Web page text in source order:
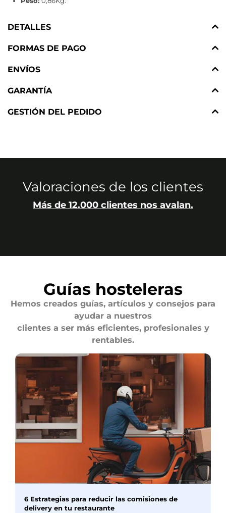
DETALLES
FORMAS DE PAGO
ENVÍOS
GARANTÍA
GESTIÓN DEL PEDIDO
Valoraciones de los clientes
Más de 12.000 clientes nos avalan.
Guías hosteleras
Hemos creados guías, artículos y consejos para
ayudar a nuestros
clientes a ser más eficientes, profesionales y
rentables.
6 Estrategias para reducir las comisiones de
delivery en tu restaurante